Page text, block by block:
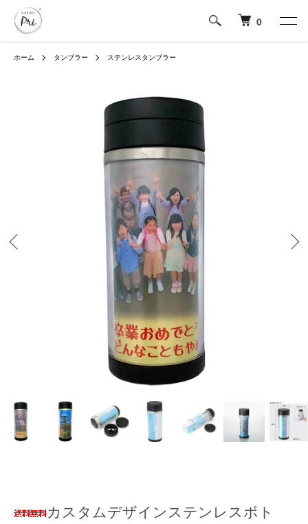
0
ホーム タンブラー ステンレスタンブラー
カスタムデザインステンレスボト